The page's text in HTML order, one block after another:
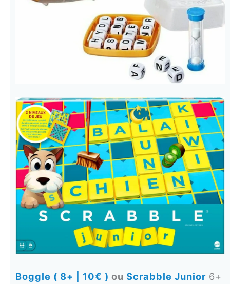
Boggle ( 8+ | 10€ ) ou Scrabble Junior6+